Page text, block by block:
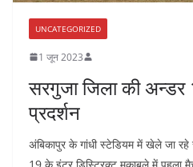
UNCATEGORIZED
1 जून 2023
सरगुजा जिला की अन्डर
प्रदर्शन
अंबिकापुर के गांधी स्टेडियम में खेले जा रहे
19 के इंटर डिस्ट्रिक्ट मुकाबले में पहला